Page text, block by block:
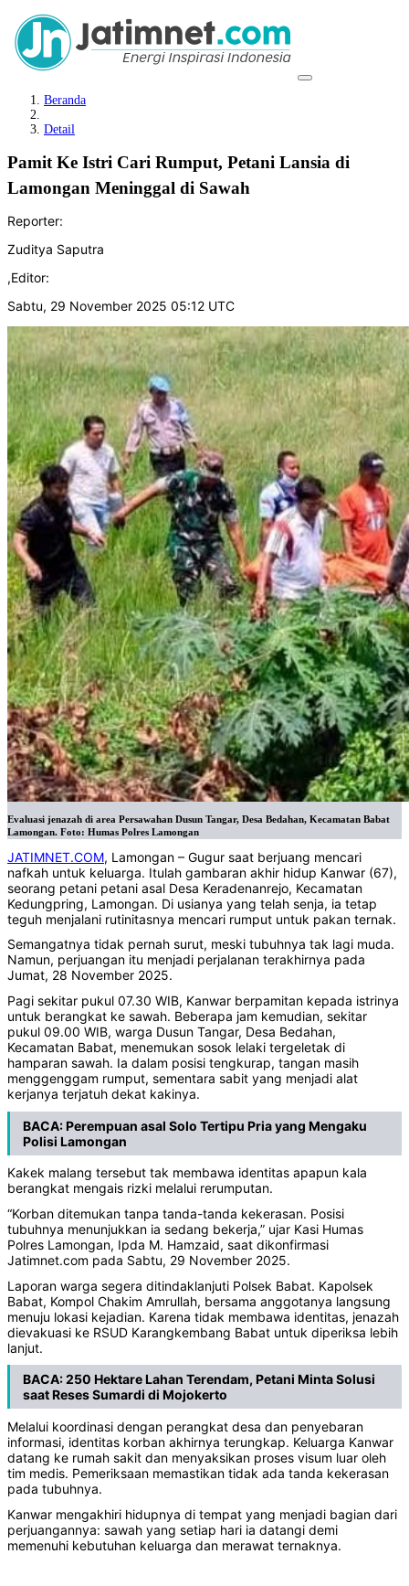
Beranda
Detail
Pamit Ke Istri Cari Rumput, Petani Lansia di
Lamongan Meninggal di Sawah
Reporter:
Zuditya Saputra
,Editor:
Sabtu, 29 November 2025 05:12 UTC
Evaluasi jenazah di area Persawahan Dusun Tangar, Desa Bedahan, Kecamatan Babat
Lamongan. Foto: Humas Polres Lamongan
JATIMNET.COM, Lamongan – Gugur saat berjuang mencari
nafkah untuk keluarga. Itulah gambaran akhir hidup Kanwar (67),
seorang petani petani asal Desa Keradenanrejo, Kecamatan
Kedungpring, Lamongan. Di usianya yang telah senja, ia tetap
teguh menjalani rutinitasnya mencari rumput untuk pakan ternak.
Semangatnya tidak pernah surut, meski tubuhnya tak lagi muda.
Namun, perjuangan itu menjadi perjalanan terakhirnya pada
Jumat, 28 November 2025.
Pagi sekitar pukul 07.30 WIB, Kanwar berpamitan kepada istrinya
untuk berangkat ke sawah. Beberapa jam kemudian, sekitar
pukul 09.00 WIB, warga Dusun Tangar, Desa Bedahan,
Kecamatan Babat, menemukan sosok lelaki tergeletak di
hamparan sawah. Ia dalam posisi tengkurap, tangan masih
menggenggam rumput, sementara sabit yang menjadi alat
kerjanya terjatuh dekat kakinya.
BACA:Perempuan asal Solo Tertipu Pria yang Mengaku
Polisi Lamongan
Kakek malang tersebut tak membawa identitas apapun kala
berangkat mengais rizki melalui rerumputan.
“Korban ditemukan tanpa tanda-tanda kekerasan. Posisi
tubuhnya menunjukkan ia sedang bekerja,” ujar Kasi Humas
Polres Lamongan, Ipda M. Hamzaid, saat dikonfirmasi
Jatimnet.com pada Sabtu, 29 November 2025.
Laporan warga segera ditindaklanjuti Polsek Babat. Kapolsek
Babat, Kompol Chakim Amrullah, bersama anggotanya langsung
menuju lokasi kejadian. Karena tidak membawa identitas, jenazah
dievakuasi ke RSUD Karangkembang Babat untuk diperiksa lebih
lanjut.
BACA:250 Hektare Lahan Terendam, Petani Minta Solusi
saat Reses Sumardi di Mojokerto
Melalui koordinasi dengan perangkat desa dan penyebaran
informasi, identitas korban akhirnya terungkap. Keluarga Kanwar
datang ke rumah sakit dan menyaksikan proses visum luar oleh
tim medis. Pemeriksaan memastikan tidak ada tanda kekerasan
pada tubuhnya.
Kanwar mengakhiri hidupnya di tempat yang menjadi bagian dari
perjuangannya: sawah yang setiap hari ia datangi demi
memenuhi kebutuhan keluarga dan merawat ternaknya.